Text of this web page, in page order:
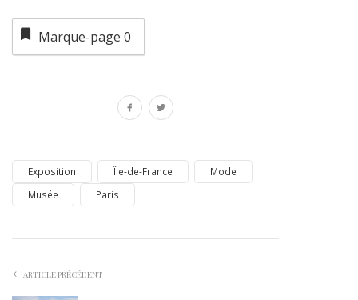
Marque-page 0
Exposition Île-de-France
Mode
Musée
Paris
ARTICLE PRÉCÉDENT